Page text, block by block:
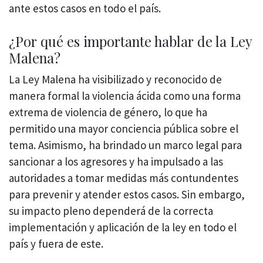
ante estos casos en todo el país.
¿Por qué es importante hablar de la Ley
Malena?
La Ley Malena ha visibilizado y reconocido de
manera formal la violencia ácida como una forma
extrema de violencia de género, lo que ha
permitido una mayor conciencia pública sobre el
tema. Asimismo, ha brindado un marco legal para
sancionar a los agresores y ha impulsado a las
autoridades a tomar medidas más contundentes
para prevenir y atender estos casos. Sin embargo,
su impacto pleno dependerá de la correcta
implementación y aplicación de la ley en todo el
país y fuera de este.